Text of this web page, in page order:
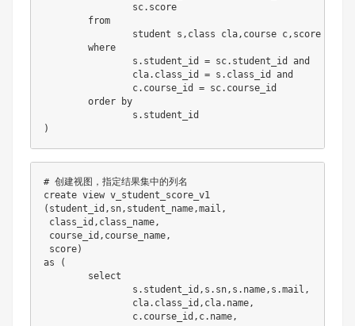
		sc
. score
from
		student s
, class cla, course c, score sc
where
		s
. student_id = sc. student_id and
		cla
. class_id = s . class_id and
		c
. course_id = sc. course_id
order
by
		s
.
)
# 创建视图，指定结果集中的列名
create view
( student_id , sn, student_name,mail ,
class_id , class_name,
course_id , course_name,
score)
as
(
select
		s
. student_id , s . sn, s . name, s .mail ,
		cla
. class_id , cla. name,
		c
. course_id , c. name,